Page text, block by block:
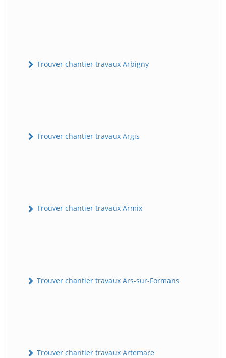
Trouver chantier travaux Arbigny
Trouver chantier travaux Argis
Trouver chantier travaux Armix
Trouver chantier travaux Ars-sur-Formans
Trouver chantier travaux Artemare